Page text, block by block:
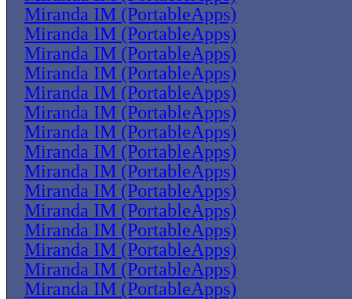
Miranda IM (PortableApps)
Miranda IM (PortableApps)
Miranda IM (PortableApps)
Miranda IM (PortableApps)
Miranda IM (PortableApps)
Miranda IM (PortableApps)
Miranda IM (PortableApps)
Miranda IM (PortableApps)
Miranda IM (PortableApps)
Miranda IM (PortableApps)
Miranda IM (PortableApps)
Miranda IM (PortableApps)
Miranda IM (PortableApps)
Miranda IM (PortableApps)
Miranda IM (PortableApps)